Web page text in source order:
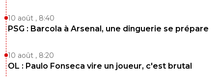
10 août , 8:40
PSG : Barcola à Arsenal, une dinguerie se prépare
10 août , 8:20
OL : Paulo Fonseca vire un joueur, c'est brutal